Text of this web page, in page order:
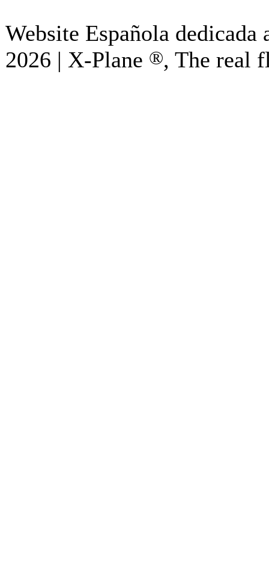
Website Española
2026 | X-Plane ®, The real